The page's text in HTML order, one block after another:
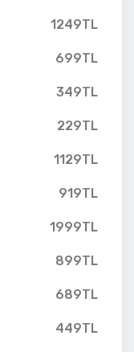
1249TL
699TL
349TL
229TL
1129TL
919TL
1999TL
899TL
689TL
449TL